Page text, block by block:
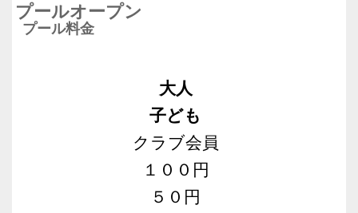
プールオープン
プール料金
大人
子ども
クラブ会員
１００円
５０円